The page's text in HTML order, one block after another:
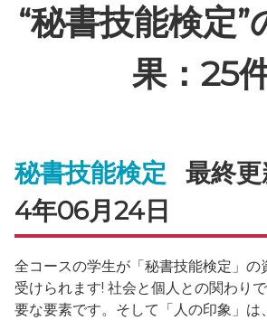
“秘書技能検定”
果：25
秘書技能検定 最終
4年06月24日
全コースの学生が「秘書技能検定」の
受けられます! 社会と個人との関わり
要な要素です。そして「人の印象」は